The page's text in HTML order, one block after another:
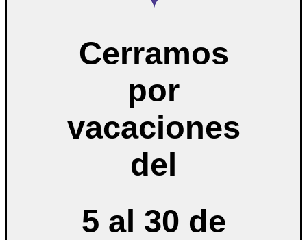
Cerramos
por
vacaciones
del
5 al 30 de